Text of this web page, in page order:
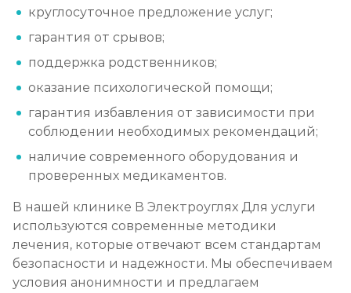
круглосуточное предложение услуг;
гарантия от срывов;
поддержка родственников;
оказание психологической помощи;
гарантия избавления от зависимости при
соблюдении необходимых рекомендаций;
наличие современного оборудования и
проверенных медикаментов.
В нашей клинике В Электроуглях Для услуги
используются современные методики
лечения, которые отвечают всем стандартам
безопасности и надежности. Мы обеспечиваем
условия анонимности и предлагаем